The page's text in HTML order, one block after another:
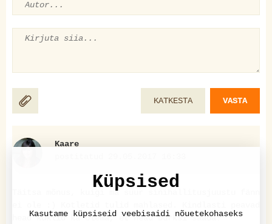
KATKESTA VASTA
Kaare
Täitsa mõnus, kuigi ma suur sinihallitusjuustu fänn
head kuklid ka olema, et head burksi saada!
Küpsised
Kasutame küpsiseid veebisaidi nõuetekohaseks